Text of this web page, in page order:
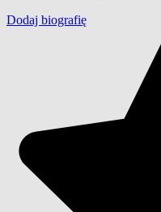
Dodaj biografię